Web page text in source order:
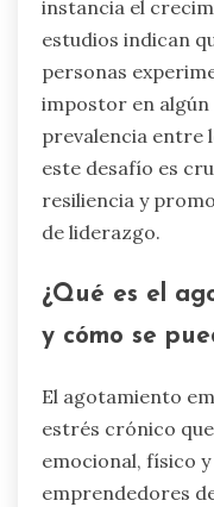
instancia el
estudios indican
personas
impostor en
prevalencia entre
este desafío es
resiliencia y
de liderazgo.
¿Qué es el
y cómo se
El agotamiento
estrés crónico
emocional, físico
emprendedores